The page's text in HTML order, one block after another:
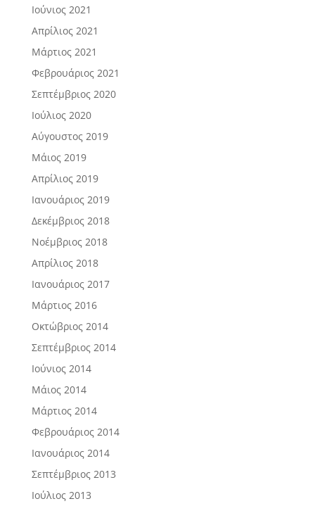
Ιούνιος 2021
Απρίλιος 2021
Μάρτιος 2021
Φεβρουάριος 2021
Σεπτέμβριος 2020
Ιούλιος 2020
Αύγουστος 2019
Μάιος 2019
Απρίλιος 2019
Ιανουάριος 2019
Δεκέμβριος 2018
Νοέμβριος 2018
Απρίλιος 2018
Ιανουάριος 2017
Μάρτιος 2016
Οκτώβριος 2014
Σεπτέμβριος 2014
Ιούνιος 2014
Μάιος 2014
Μάρτιος 2014
Φεβρουάριος 2014
Ιανουάριος 2014
Σεπτέμβριος 2013
Ιούλιος 2013